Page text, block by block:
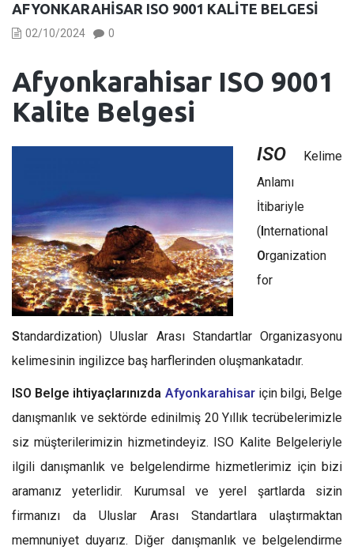
AFYONKARAHISAR ISO 9001 KALITE BELGESI
02/10/2024 0
Afyonkarahisar ISO 9001
Kalite Belgesi
ISO Kelime
Anlamı
İtibariyle
( nternational
Organization
for
Standardization) Uluslar Arası Standartlar Organizasyonu
kelimesinin ingilizce baş harflerinden oluşmankatadır.
ISO Belge ihtiyaçlarınızda Afyonkarahisariçin bilgi, Belge
danışmanlık ve sektörde edinilmiş 20 Yıllık tecrübelerimizle
siz müşterilerimizin hizmetindeyiz. ISO Kalite Belgeleriyle
ilgili danışmanlık ve belgelendirme hizmetlerimiz için bizi
aramanız yeterlidir. Kurumsal ve yerel şartlarda sizin
firmanızı da Uluslar Arası Standartlara ulaştırmaktan
memnuniyet duyarız. Diğer danışmanlık ve belgelendirme